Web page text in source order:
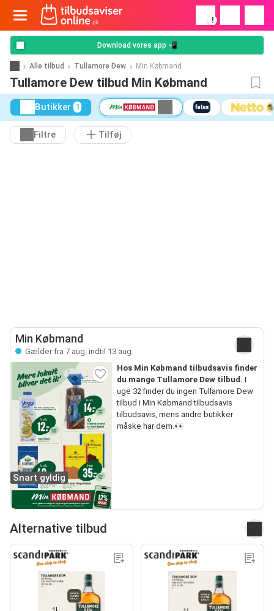
!
Download vores app 📲
Alle tilbud Tullamore Dew Min Købmand
Tullamore Dew tilbud Min Købmand
Butikker 1
Filtre Tilføj
Min Købmand
Gælder fra 7 aug. indtil 13 aug.
Snart gyldig
Hos Min Købmand tilbudsavis finder
du mange Tullamore Dew tilbud. I
uge 32 finder du ingen Tullamore Dew
tilbud i Min Købmand tilbudsavis
tilbudsavis, mens andre butikker
måske har dem.👀
Alternative tilbud